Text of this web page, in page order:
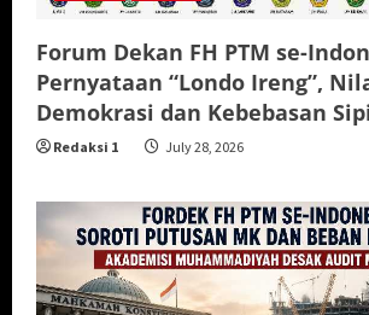
Forum Dekan FH PTM se-
Pernyataan “Londo Ireng”,
Demokrasi dan Kebebasan
Redaksi 1 July 28, 2026